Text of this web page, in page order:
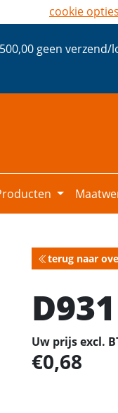
geen verzend/
terug naar
Uw prijs excl.
0,68
cookie opties